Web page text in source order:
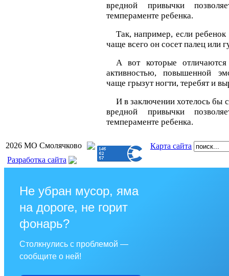
вредной привычки
темпераменте ребенка.
Так, например, если ребенок
чаще всего он сосет палец или
А вот которые отличаются
активностью, повышенной
чаще грызут ногти, теребят и
И в заключении хотелось бы
вредной привычки
темпераменте ребенка.
2026 МО Смолячково
Карта сайта
Разработка сайта
Не убран мусор, яма
на дороге, не горит
фонарь?
Столкнулись с проблемой —
сообщите о ней!